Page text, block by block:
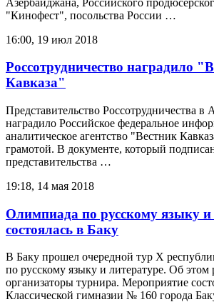
"Кинофест", посольства России …
16:00, 19 июл 2018
Россотрудничество наградило
Кавказа"
Представительство Россотрудничества в
наградило Российское федеральное
аналитическое агентство "Вестник
грамотой. В документе, который
представительства …
19:18, 14 мая 2018
Олимпиада по русскому языку и
состоялась в Баку
В Баку прошел очередной тур Х
по русскому языку и литературе. Об этом
организаторы турнира. Мероприятие
Классической гимназии № 160 города